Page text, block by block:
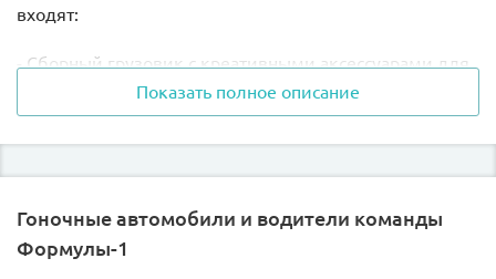
входят:
- Сборный грузовик с креативными аксессуарами для
Ваш малыш сможет выгрузить двигатель Молнии
МакКуина и настроить его, используя гаечный ключ,
Показать полное описание
Гоночные автомобили и водители команды
Формулы-1